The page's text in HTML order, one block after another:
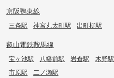
京阪鴨東線
三条駅 神宮丸太町駅 出町柳駅
叡山電鉄鞍馬線
宝ヶ池駅 八幡前駅 岩倉駅 木野駅
市原駅
二ノ瀬駅